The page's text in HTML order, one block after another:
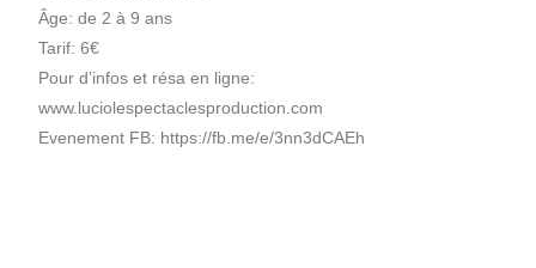
Âge: de 2 à 9 ans
Tarif: 6€
Pour d’infos et résa en ligne:
www.luciolespectaclesproduction.com
Evenement FB: https://fb.me/e/3nn3dCAEh